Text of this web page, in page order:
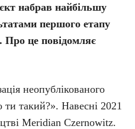
набрав найбільшу
першого етапу
Про це повідомляє
неопублікованого
такий?». Навесні 2021
Meridian Czernowitz.